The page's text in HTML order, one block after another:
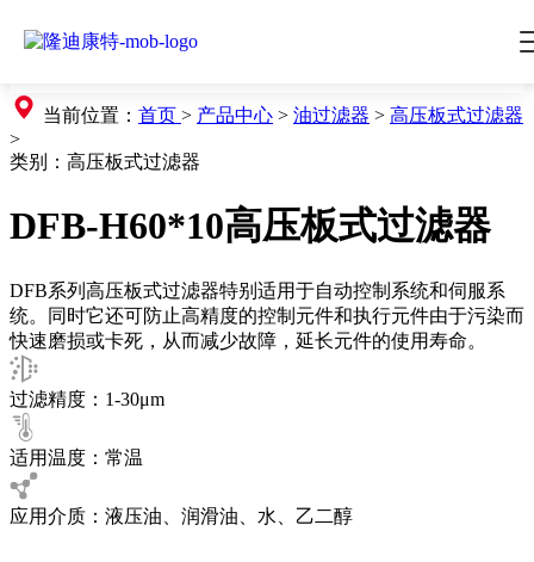
当前位置： 首页 > 产品中心 > 油过滤器 > 高压板式过滤器
>
类别： 高压板式过滤器
DFB-H60*10高压板式过滤器
DFB系列高压板式过滤器特别适用于自动控制系统和伺服系
统。同时它还可防止高精度的控制元件和执行元件由于污染而
快速磨损或卡死，从而减少故障，延长元件的使用寿命。
过滤精度：1-30μm
适用温度：常温
应用介质：液压油、润滑油、水、乙二醇